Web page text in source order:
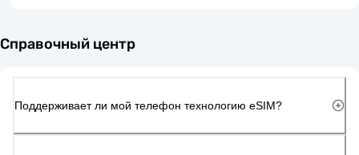
Справочный центр
Поддерживает ли мой телефон технологию eSIM?